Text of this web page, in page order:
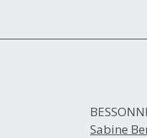
Sabine